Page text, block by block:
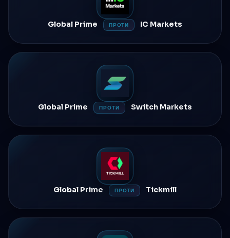
Global Prime ПРОТИ IC Markets
Global Prime ПРОТИ Switch Markets
Global Prime ПРОТИ Tickmill